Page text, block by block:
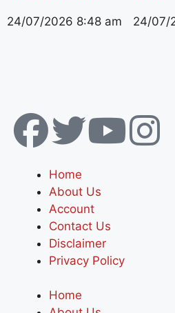
24/07/2026 8:48 am 24/07/
Home
About Us
Account
Contact Us
Disclaimer
Privacy Policy
Home